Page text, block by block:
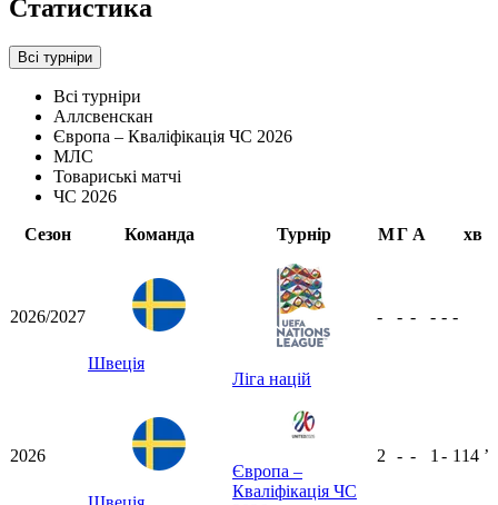
Статистика
Всі турніри
Всі турніри
Аллсвенскан
Європа – Кваліфікація ЧС 2026
МЛС
Товариські матчі
ЧС 2026
Сезон
Команда Турнір МГ А хв
2026/2027
Швеція
Ліга націй
- - - - - -
2026
Європа –
Кваліфікація ЧС
2 - - 1 - 114 ʼ